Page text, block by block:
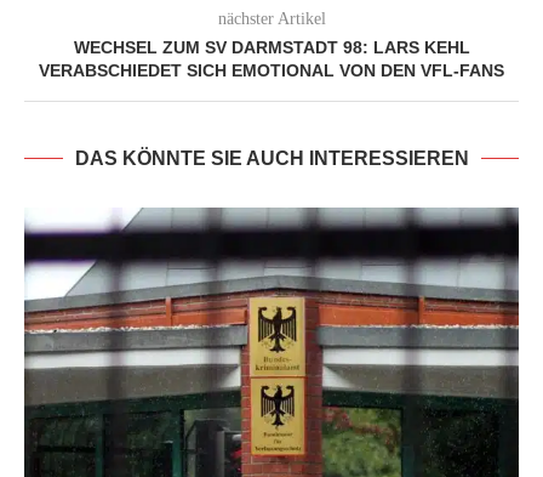
nächster Artikel
WECHSEL ZUM SV DARMSTADT 98: LARS KEHL
VERABSCHIEDET SICH EMOTIONAL VON DEN VFL-FANS
DAS KÖNNTE SIE AUCH INTERESSIEREN